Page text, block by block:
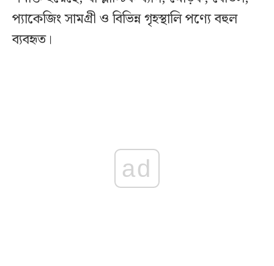
প্যাকেজিং সামগ্রী ও বিভিন্ন গৃহস্থালি পণ্যে বহুল
ব্যবহৃত।
ad